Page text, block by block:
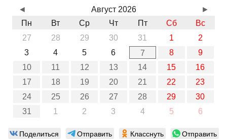
Август 2026
Пн
Вт Ср Чт Пт Сб
Вс
27
28 29 30 31 1
2
3
4 5 6 7 8
9
10
11 12 13 14 15
16
17
18 19 20 21 22
23
24
25 26 27 28 29
30
31
1 2 3 4 5 6
◄ ►
Поделиться Отправить Класснуть
Отправить